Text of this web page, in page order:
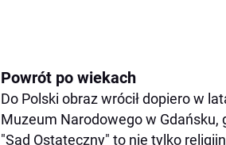
Powrót po wiekach
Do Polski obraz wrócił dopiero w
Muzeum Narodowego w Gdańsku,
"Sąd Ostateczny" to nie tylko